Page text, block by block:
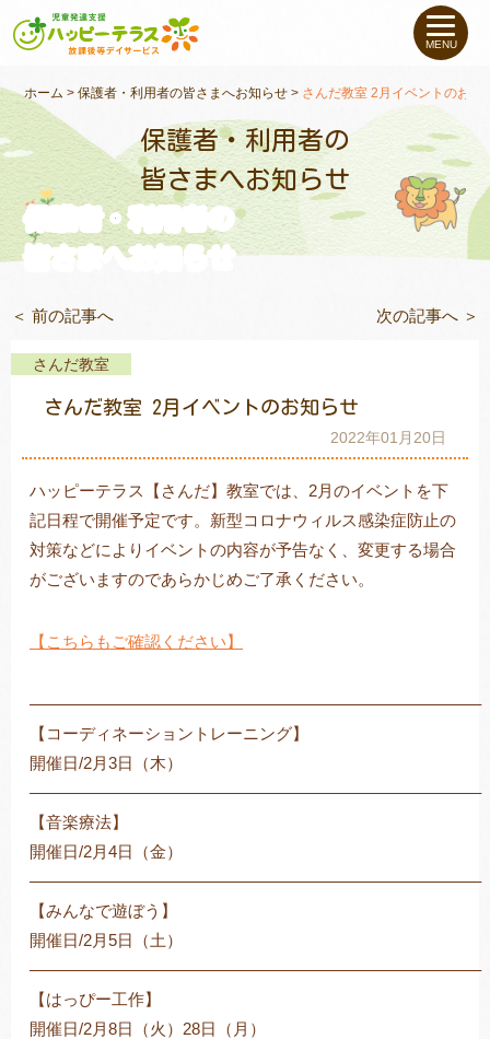
私たちについて
未就学のお子さま（０〜６才）
小学生〜高校生の お子さま
支援事例
教室一覧
トレキング DIDIM
MENU
ホーム >保護者・利用者の皆さまへお知らせ > さんだ教室 2月イベントのお知
保護者・利用者の
皆さまへお知らせ
保護者・利用者の
皆さまへお知らせ
＜ 前の記事へ 次の記事へ ＞
さんだ教室
さんだ教室 2月イベントのお知らせ
2022年01月20日
ハッピーテラス【さんだ】教室では、2月のイベントを下
記日程で開催予定です。新型コロナウィルス感染症防止の
対策などによりイベントの内容が予告なく、変更する場合
がございますのであらかじめご了承ください。
【こちらもご確認ください】
———————————————————————————–
【コーディネーショントレーニング】
開催日/2月3日（木）
———————————————————————————–
【音楽療法】
開催日/2月4日（金）
———————————————————————————–
【みんなで遊ぼう】
開催日/2月5日（土）
———————————————————————————–
【はっぴー工作】
開催日/2月8日（火）28日（月）